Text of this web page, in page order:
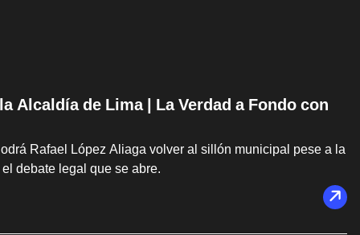
Alcaldía de Lima | La Verdad a Fondo con
Rafael López Aliaga volver al sillón municipal pese a la
debate legal que se abre.